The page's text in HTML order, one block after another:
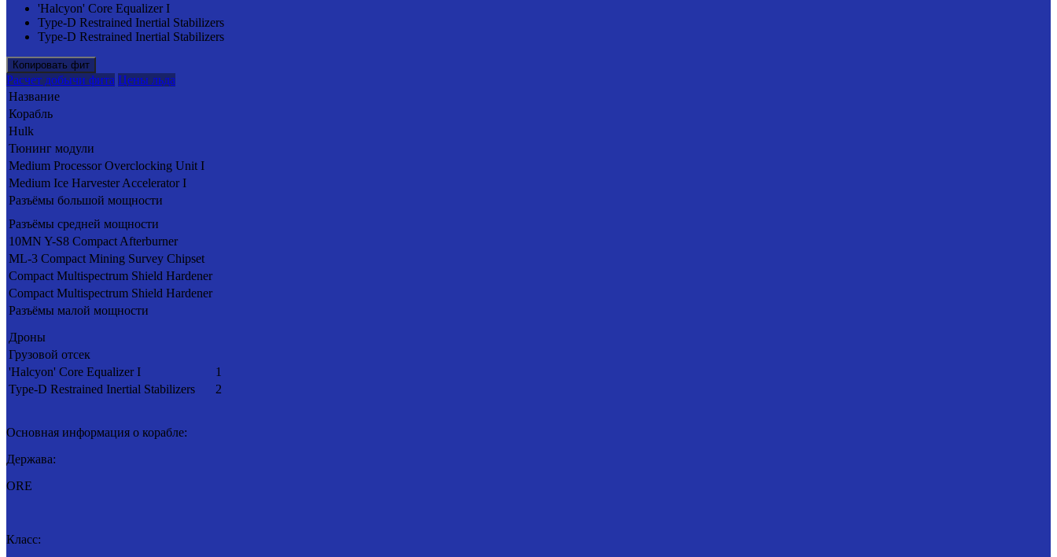
'Halcyon' Core Equalizer I
Type-D Restrained Inertial Stabilizers
Type-D Restrained Inertial Stabilizers
Копировать фит
Расчет добычи фита Цены льда
Название
Корабль
Hulk
Тюнинг модули
Medium Processor Overclocking Unit I
Medium Ice Harvester Accelerator I
Разъёмы большой мощности
Разъёмы средней мощности
10MN Y-S8 Compact Afterburner
ML-3 Compact Mining Survey Chipset
Compact Multispectrum Shield Hardener
Compact Multispectrum Shield Hardener
Разъёмы малой мощности
Дроны
Грузовой отсек
'Halcyon' Core Equalizer I
1
Type-D Restrained Inertial Stabilizers
2
Основная информация о корабле:
Держава:
ORE
Класс: